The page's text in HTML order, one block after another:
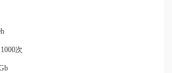
1000次